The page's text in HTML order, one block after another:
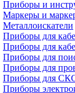
Приборы и
Маркеры и
Металлоискатели
Приборы для
Приборы для
Приборы для
Приборы для
Приборы для
Приборы